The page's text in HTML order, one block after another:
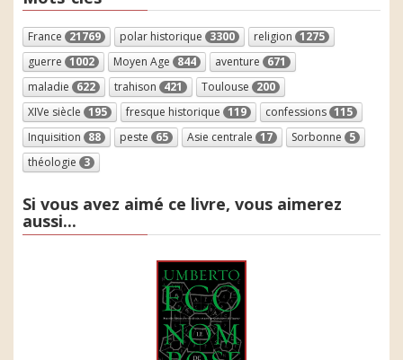
France 21769 polar historique 3300 religion 1275
guerre 1002 Moyen Age 844 aventure 671
maladie 622 trahison 421 Toulouse 200
XIVe siècle 195 fresque historique 119 confessions 115
Inquisition 88 peste 65 Asie centrale 17 Sorbonne 5
théologie 3
Si vous avez aimé ce livre, vous aimerez
aussi...